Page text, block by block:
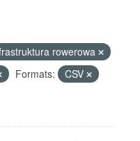
rowerowa
Formats:
CSV